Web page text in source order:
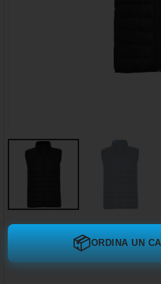
📦ORDINA UN